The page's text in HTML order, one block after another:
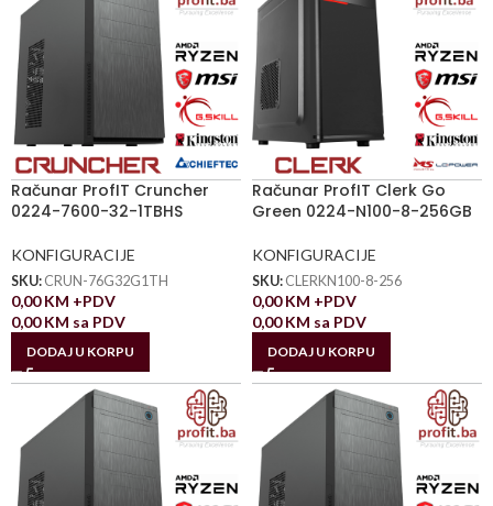
Računar ProfIT Cruncher
0224-7600-32-1TBHS
KONFIGURACIJE
SKU: CRUN-76G32G1TH
0,00KM +PDV
0,00KM sa PDV
DODAJ U KORPU
Računar ProfIT Clerk Go
Green 0224-N100-8-256GB
KONFIGURACIJE
SKU: CLERKN100-8-256
0,00KM +PDV
0,00KM sa PDV
DODAJ U KORPU